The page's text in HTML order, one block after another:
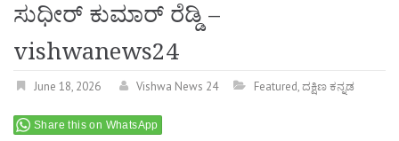
ಸುಧೀರ್ ಕುಮಾರ್ ರೆಡ್ಡಿ –
vishwanews24
June 18, 2026 Vishwa News 24 Featured,ದಕ್ಷಿಣ ಕನ್ನಡ
Share this on WhatsApp